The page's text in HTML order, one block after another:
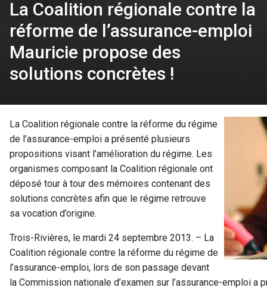
La Coalition régionale contre la
réforme de l’assurance-emploi
Mauricie propose des
solutions concrètes !
La Coalition régionale contre la réforme du régime
de l’assurance-emploi a présenté plusieurs
propositions visant l’amélioration du régime. Les
organismes composant la Coalition régionale ont
déposé tour à tour des mémoires contenant des
solutions concrètes afin que le régime retrouve
sa vocation d’origine.
Trois-Rivières, le mardi 24 septembre 2013. – La
Coalition régionale contre la réforme du régime de
l’assurance-emploi, lors de son passage devant
la Commission nationale d’examen sur l’assurance-emploi